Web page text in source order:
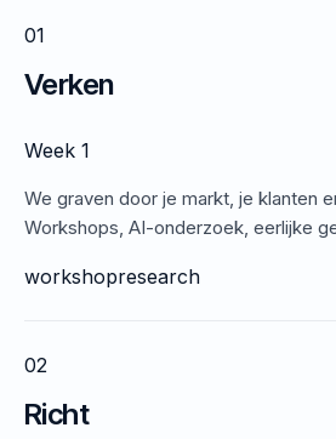
01
Verken
Week 1
We graven door je markt, je klanten
Workshops, AI-onderzoek, eerlijke
workshopresearch
02
Richt